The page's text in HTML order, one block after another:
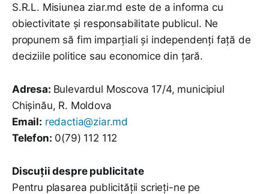
S.R.L. Misiunea ziar.md este de a informa cu
obiectivitate și responsabilitate publicul. Ne
propunem să fim imparțiali și independenți față de
deciziile politice sau economice din țară.
Adresa: Bulevardul Moscova 17/4, municipiul
Chișinău, R. Moldova
Email: redactia@ziar.md
Telefon: 0(79) 112 112
Discuții despre publicitate
Pentru plasarea publicității scrieți-ne pe